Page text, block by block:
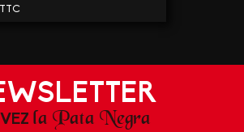
TTC
la Pata Negra